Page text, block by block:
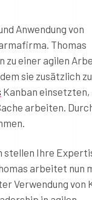
Anwendung von
Thomas
zu einer agilen
sie zusätzlich
Kanban einsetzten,
arbeiten.
stellen Ihre
arbeitet nun
Verwendung von